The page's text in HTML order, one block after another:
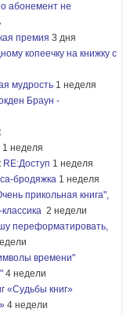
абонемент не
премия 3 дня
копеечку на книжку с
мудрость 1 неделя
Браун -
1 неделя
RE:Доступ 1 неделя
бродяжка 1 неделя
прикольная книга",
2 недели
переформатировать,
времени"
4 недели
«Судьбы книг»
4 недели